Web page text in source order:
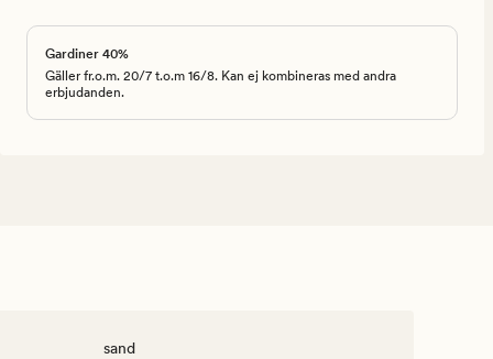
Gardiner 40%
Gäller fr.o.m. 20/7 t.o.m 16/8. Kan ej kombineras med andra
erbjudanden.
sand